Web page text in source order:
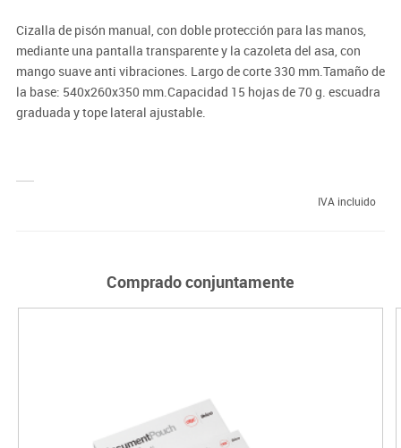
Cizalla de pisón manual, con doble protección para las manos,
mediante una pantalla transparente y la cazoleta del asa, con
mango suave anti vibraciones. Largo de corte 330 mm.Tamaño de
la base: 540x260x350 mm.Capacidad 15 hojas de 70 g. escuadra
graduada y tope lateral ajustable.
IVA incluido
Comprado conjuntamente